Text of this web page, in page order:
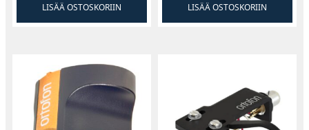
LISÄÄ OSTOSKORIIN LISÄÄ OSTOSKORIIN